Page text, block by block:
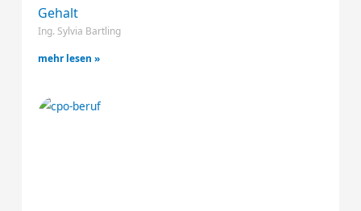
Gehalt
Ing. Sylvia Bartling
mehr lesen »